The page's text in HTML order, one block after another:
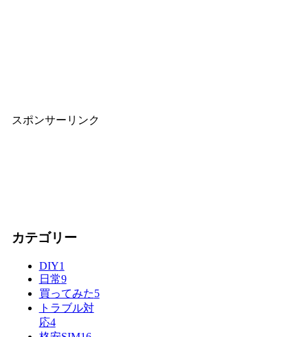
スポンサーリンク
カテゴリー
DIY1
日常9
買ってみた5
トラブル対
応4